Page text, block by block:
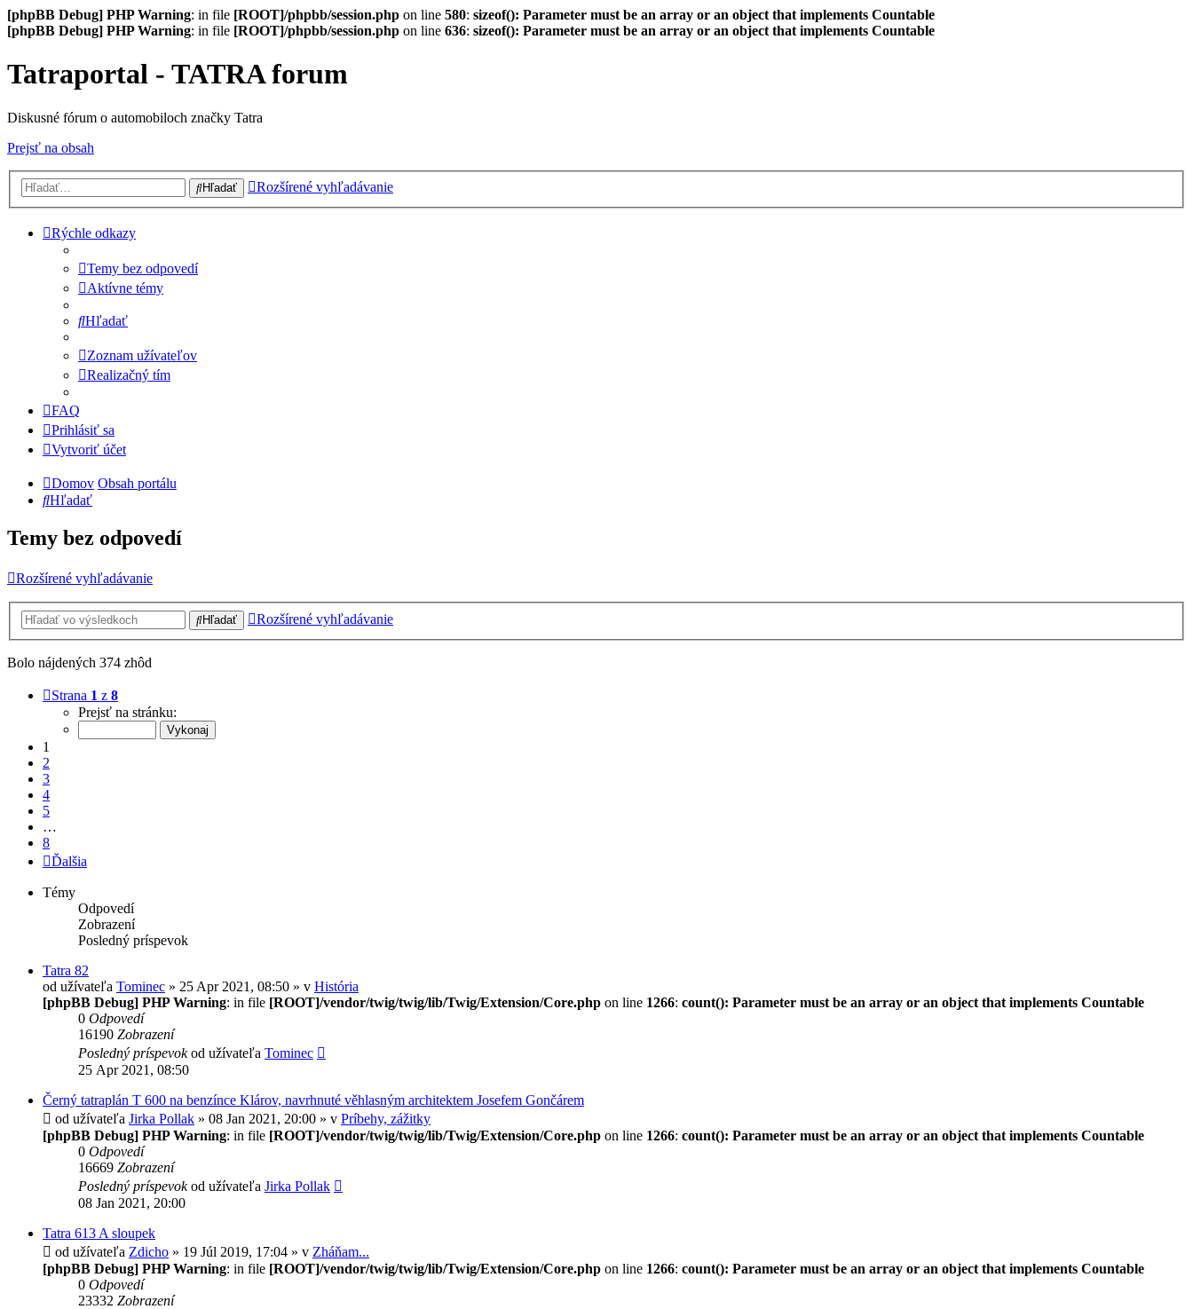
[phpBB Debug] PHP Warning: in file [ROOT]/phpbb/session.php on line 580: sizeof(): Parameter must be an array or an object that implements Countable
[phpBB Debug] PHP Warning: in file [ROOT]/phpbb/session.php on line 636: sizeof(): Parameter must be an array or an object that implements Countable
Tatraportal - TATRA forum
Diskusné fórum o automobiloch značky Tatra
Prejsť na obsah
Hľadať Rozšírené vyhľadávanie
Rýchle odkazy
Temy bez odpovedí
Aktívne témy
Hľadať
Zoznam užívateľov
Realizačný tím
FAQ
Prihlásiť sa
Vytvoriť účet
Domov Obsah portálu
Hľadať
Temy bez odpovedí
Rozšírené vyhľadávanie
Hľadať Rozšírené vyhľadávanie
Bolo nájdených 374 zhôd
Strana 1 z 8
Prejsť na stránku:
1
2
3
4
5
…
8
Ďalšia
Témy
Odpovedí
Zobrazení
Posledný príspevok
Tatra 82
od užívateľa Tominec » 25 Apr 2021, 08:50 » v História
[phpBB Debug] PHP Warning: in file [ROOT]/vendor/twig/twig/lib/Twig/Extension/Core.php on line 1266: count(): Parameter must be an array or an object that implements Countable
0 Odpovedí
16190 Zobrazení
Posledný príspevokod užívateľa Tominec
25 Apr 2021, 08:50
Černý tatraplán T 600 na benzínce Klárov, navrhnuté věhlasným architektem Josefem Gončárem
od užívateľa Jirka Pollak » 08 Jan 2021, 20:00 » v Príbehy, zážitky
[phpBB Debug] PHP Warning: in file [ROOT]/vendor/twig/twig/lib/Twig/Extension/Core.php on line 1266: count(): Parameter must be an array or an object that implements Countable
0 Odpovedí
16669 Zobrazení
Posledný príspevokod užívateľa Jirka Pollak
08 Jan 2021, 20:00
Tatra 613 A sloupek
od užívateľa Zdicho » 19 Júl 2019, 17:04 » v Zháňam...
[phpBB Debug] PHP Warning: in file [ROOT]/vendor/twig/twig/lib/Twig/Extension/Core.php on line 1266: count(): Parameter must be an array or an object that implements Countable
0 Odpovedí
23332 Zobrazení